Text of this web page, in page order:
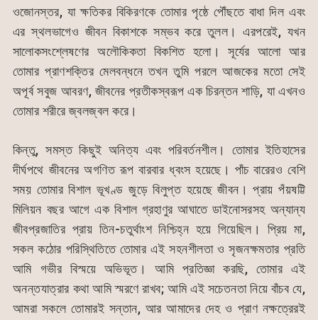
ওজোনস্তর, যা ক্ষতিকর বিকিরণকে তোমার পৃষ্ঠে পৌঁছতে বাধা দিল এবং
এর স্থলভাগেও জীবন বিকাশকে সম্ভব করে তুলল। এরপরেই, যখন
সালোকসংশ্লেষণের অলৌকিকতা বিকশিত হলো। সূর্যের আলো আর
তোমার প্রাণশক্তির মেলবন্ধনে তখন তুমি পরলে আজকের মতো সেই
অপূর্ব সবুজ আবরণ, জীবনের প্রতীকস্বরূপ এক চিরন্তন শাড়ি, যা এখনও
তোমার শরীরে জ্বলজ্বল করে।
কিন্তু, সমস্ত কিছুই অনিত্য এবং পরিবর্তনশীল। তোমার ইতিহাসের
দীর্ঘপথে জীবনের অগণিত রূপ বারবার ধ্বংস হয়েছে। পাঁচ বারেরও বেশি
সময় তোমার বিশাল ভূখণ্ড জুড়ে বিলুপ্ত হয়েছে জীবন। প্রায় পঁয়ষট্টি
মিলিয়ন বছর আগে এক বিশাল গ্রহাণুর আঘাতে ডাইনোসরসহ অন্যান্য
জীবপ্রজাতির প্রায় তিন-চতুর্থাংশ নিশ্চিহ্ন হয়ে গিয়েছিল। প্রিয় মা,
সকল কঠোর পরিস্থিতিতে তোমার এই সহনশীলতা ও সৃজনক্ষমতার প্রতি
আমি গভীর বিস্ময়ে অভিভূত। আমি প্রতিজ্ঞা করছি, তোমার এই
অনন্তযাত্রার কথা আমি স্মরণে রাখব; আমি এই সচেতনতা নিয়ে বাঁচব যে,
আমরা সকলে তোমারই সন্তান, আর আমাদের দেহ ও প্রাণ নক্ষত্রেরই